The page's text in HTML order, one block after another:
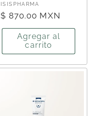
Proveedor:
ISISPHARMA
Precio
habitual
$ 870.00 MXN
Agregar al
carrito